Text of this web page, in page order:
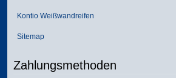
Kontio Weißwandreifen
Sitemap
Zahlungsmethoden